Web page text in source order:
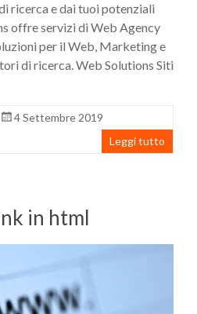
ricerca e dai tuoi potenziali
offre servizi di Web Agency
per il Web, Marketing e
di ricerca. Web Solutions Siti
4 Settembre 2019
Leggi tutto
in html